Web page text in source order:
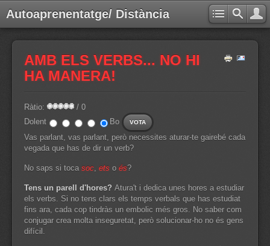
Autoaprenentatge/ Distància
AMB ELS VERBS... NO HI
HA MANERA!
Ràtio:
/ 0
Dolent
Bo
Vas parlant, vas parlant, però necessites aturar-te gairebé cada
vegada que has de dir un verb?
No saps si toca soc, ets o és?
Tens un parell d'hores? Atura't i dedica unes hores a estudiar
els verbs. Si no tens clars els temps verbals que has estudiat
fins ara, cada cop tindràs un embolic més gros. No saber com
conjugar crea molta inseguretat, però solucionar-ho no és gens
difícil.